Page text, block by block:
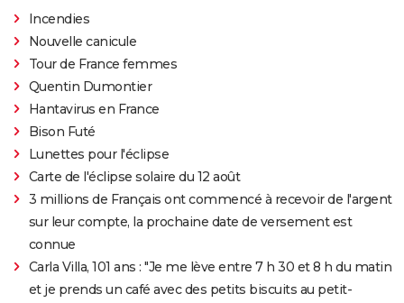
Incendies
Nouvelle canicule
Tour de France femmes
Quentin Dumontier
Hantavirus en France
Bison Futé
Lunettes pour l'éclipse
Carte de l'éclipse solaire du 12 août
3 millions de Français ont commencé à recevoir de l'argent
sur leur compte, la prochaine date de versement est
connue
Carla Villa, 101 ans : "Je me lève entre 7 h 30 et 8 h du matin
et je prends un café avec des petits biscuits au petit-